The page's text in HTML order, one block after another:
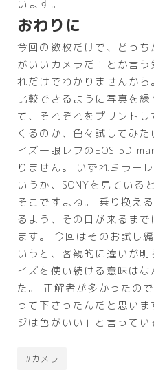
います。
おわりに
今回の数枚だけで、どっ
がいいカメラだ！とか言
れだけでわかりませんか
比較できるように写真を
て、それぞれをプリント
くるのか、色々試してみ
イズ一眼レフのEOS 5D
りません。 いずれミラー
いうか、SONYを見ている
そこですよね。 乗り換え
るよう、その日が来るま
ます。 今回はそのお試し
いうと、客観的に違いが
イズを使い続ける意味は
た。 正解者が多かったの
って下さったんだと思い
ジは色がいい」と言ってい
#カメラ